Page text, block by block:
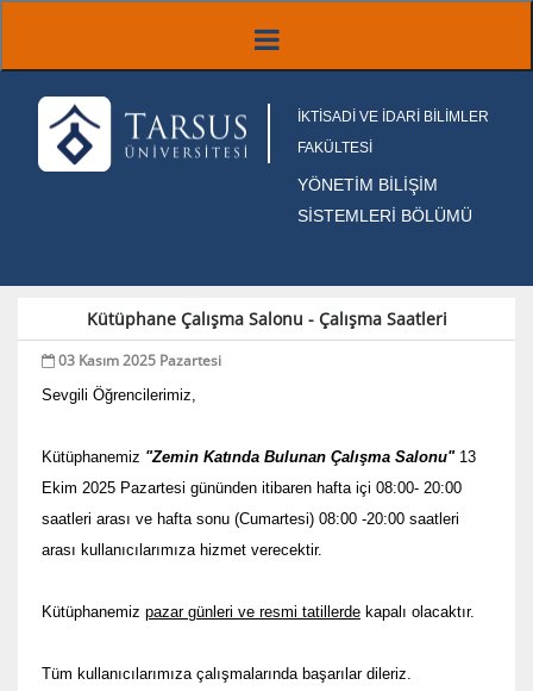
İKTİSADİ VE İDARİ BİLİMLER
FAKÜLTESİ
YÖNETİM BİLİŞİM
SİSTEMLERİ BÖLÜMÜ
Kütüphane Çalışma Salonu - Çalışma Saatleri
03 Kasım 2025 Pazartesi
Sevgili Öğrencilerimiz,
Kütüphanemiz "Zemin Katında Bulunan Çalışma Salonu" 13
Ekim 2025 Pazartesi gününden itibaren hafta içi 08:00- 20:00
saatleri arası ve hafta sonu (Cumartesi) 08:00 -20:00 saatleri
arası kullanıcılarımıza hizmet verecektir.
Kütüphanemiz pazar günleri ve resmi tatillerde kapalı olacaktır.
Tüm kullanıcılarımıza çalışmalarında başarılar dileriz.